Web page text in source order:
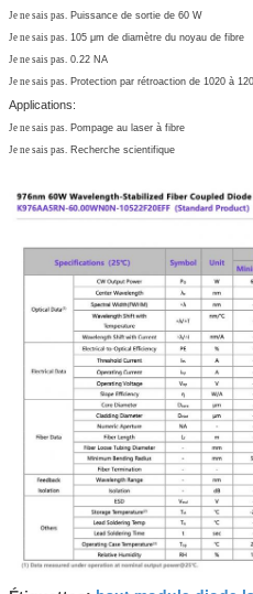
Je ne sais pas. Puissance de sortie de 60 W
Je ne sais pas. 105 μm de diamètre du noyau de fibre
Je ne sais pas. 0.22 NA
Je ne sais pas. Protection par rétroaction de 1020 à
Applications:
Je ne sais pas. Pompage au laser à fibre
Je ne sais pas. Recherche scientifique